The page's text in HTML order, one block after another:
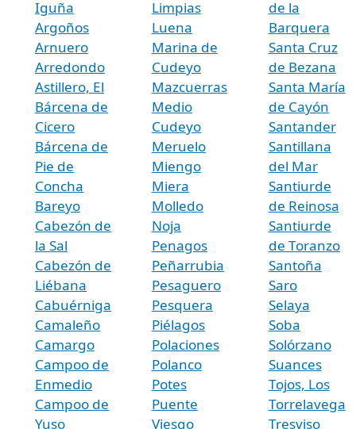
Iguña
Argoños
Arnuero
Arredondo
Astillero, El
Bárcena de
Cicero
Bárcena de
Pie de
Concha
Bareyo
Cabezón de
la Sal
Cabezón de
Liébana
Cabuérniga
Camaleño
Camargo
Campoo de
Enmedio
Campoo de
Yuso
Limpias
Luena
Marina de
Cudeyo
Mazcuerras
Medio
Cudeyo
Meruelo
Miengo
Miera
Molledo
Noja
Penagos
Peñarrubia
Pesaguero
Pesquera
Piélagos
Polaciones
Polanco
Potes
Puente
Viesgo
de la
Barquera
Santa Cruz
de Bezana
Santa María
de Cayón
Santander
Santillana
del Mar
Santiurde
de Reinosa
Santiurde
de Toranzo
Santoña
Saro
Selaya
Soba
Solórzano
Suances
Tojos, Los
Torrelavega
Tresviso